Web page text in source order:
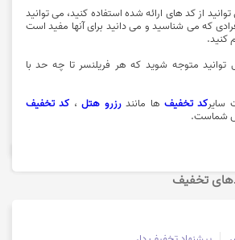
از کد های ارائه شده استفاده کنید، می توانید
که می شناسید و می دانید برای آنها مفید است
کنید.
متوجه شوید که هر فریلنسر تا چه حد با
سایرکد تخفیف ها مانندرزرو هتل، کد تخفیف
شماست.
تخفیف